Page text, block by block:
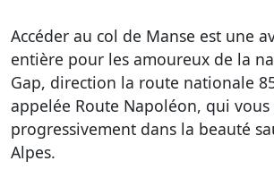
Accéder au col de Manse est une
entière pour les amoureux de la
Gap, direction la route nationale
appelée Route Napoléon, qui
progressivement dans la beauté
Alpes.